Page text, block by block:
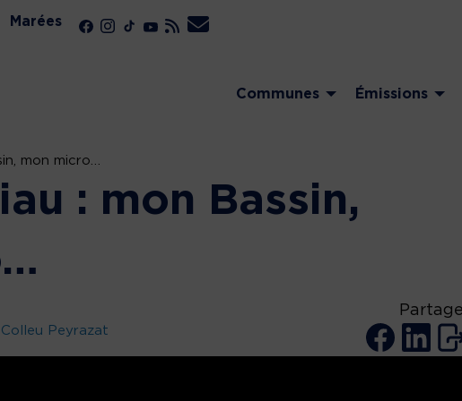
Marées
Communes Émissions
mon micro…
: mon Bassin,
Colleu Peyrazat